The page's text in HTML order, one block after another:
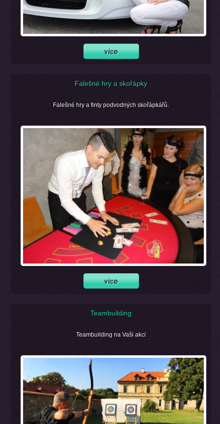
Falešné hry a skořápky
Falešné hry a finty podvodných skořápkářů.
Teambuilding
Teambuilding na Vaši akci